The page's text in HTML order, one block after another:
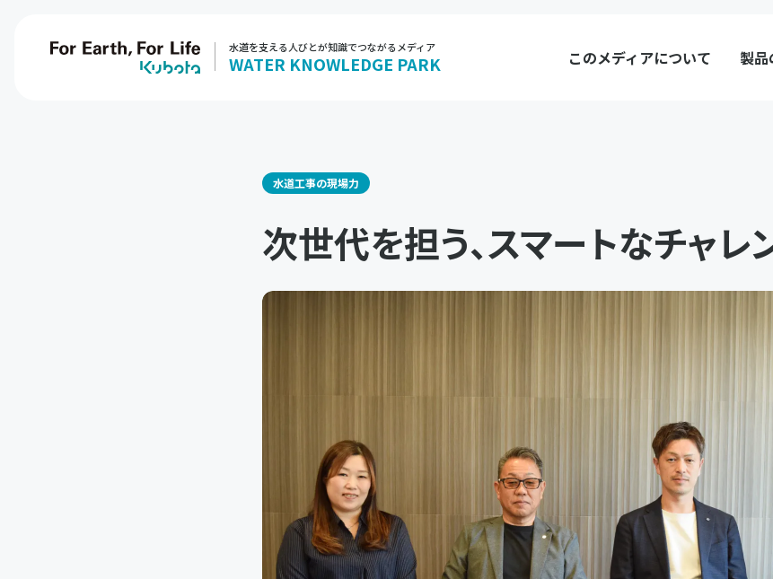
水道を支える人びとが知識でつながるメディア
WATER KNOWLEDGE PARK このメディアについて 製
水道工事の現場力
次世代を担う、スマートなチャレ